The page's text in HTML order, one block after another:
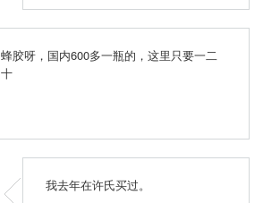
蜂胶呀，国内600多一瓶的，这里只要一二
十
我去年在许氏买过。